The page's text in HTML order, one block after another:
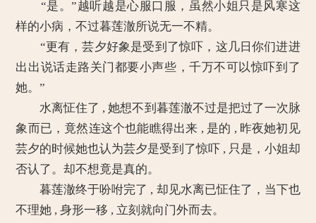
“是。”越听越是心服口服，虽然小姐只是风寒这
样的小病，不过暮莲澈所说无一不精。
“更有，芸夕好象是受到了惊吓，这几日你们进进
出出说话走路关门都要小声些，千万不可以惊吓到了
她。”
水离怔住了 , 她想不到暮莲澈不过是把过了一次脉
象而已，竟然连这个也能瞧得出来 , 是的 , 昨夜她初见
芸夕的时候她也认为芸夕是受到了惊吓 , 只是，小姐却
否认了。却不想竟是真的。
暮莲澈终于吩咐完了 , 却见水离已怔住了，当下也
不理她 , 身形一移 , 立刻就向门外而去。